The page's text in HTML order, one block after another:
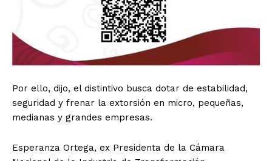
Por ello, dijo, el distintivo busca dotar de estabilidad,
seguridad y frenar la extorsión en micro, pequeñas,
medianas y grandes empresas.
Esperanza Ortega, ex Presidenta de la Cámara